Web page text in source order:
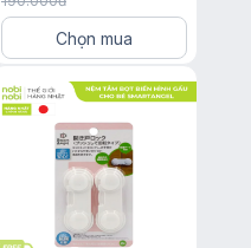
Chọn mua